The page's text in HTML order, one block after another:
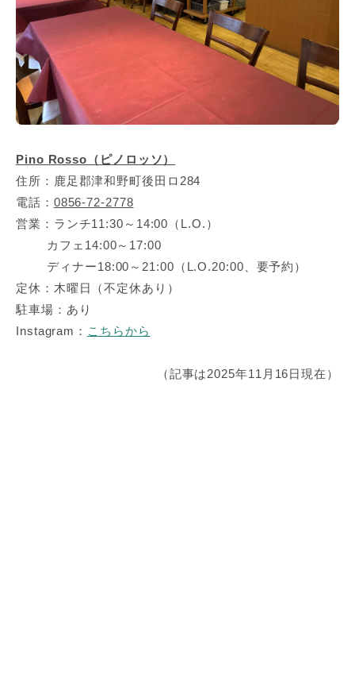
Pino Rosso（ピノロッソ）
住所：鹿足郡津和野町後田ロ284
電話： 0856-72-2778
営業：ランチ11:30～14:00（L.O.）
カフェ14:00～17:00
ディナー18:00～21:00（L.O.20:00、要予約）
定休：木曜日（不定休あり）
駐車場：あり
Instagram： こちらから
（記事は2025年11月16日現在）